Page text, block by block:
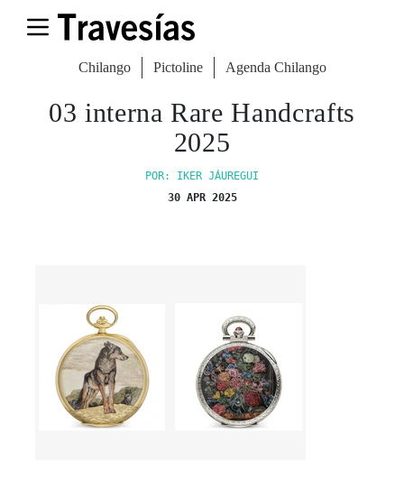
Chilango Pictoline Agenda Chilango
03 interna Rare Handcrafts
2025
POR: IKER JÁUREGUI
30 APR 2025